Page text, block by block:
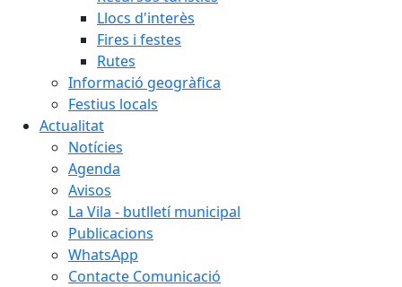
Llocs d'interès
Fires i festes
Rutes
Informació geogràfica
Festius locals
Actualitat
Notícies
Agenda
Avisos
La Vila - butlletí municipal
Publicacions
WhatsApp
Contacte Comunicació